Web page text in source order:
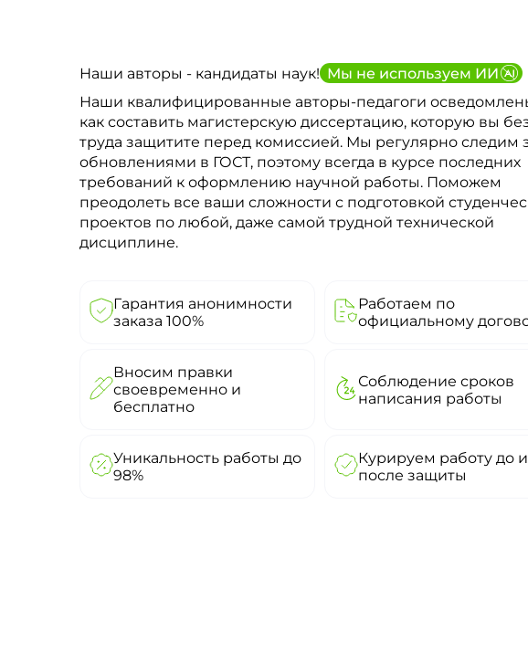
Наши авторы - кандидаты наук! Мы не используем ИИ
Наши квалифицированные авторы-педагоги
как составить магистерскую диссертацию, которую вы
труда защитите перед комиссией. Мы регулярно следим
обновлениями в ГОСТ, поэтому всегда в курсе последних
требований к оформлению научной работы. Поможем
преодолеть все ваши сложности с подготовкой
проектов по любой, даже самой трудной технической
дисциплине.
Гарантия анонимности
заказа 100%
Работаем по
официальному
Вносим правки
своевременно и
бесплатно
Соблюдение сроков
написания работы
Уникальность работы до
98%
Курируем работу до и
после защиты